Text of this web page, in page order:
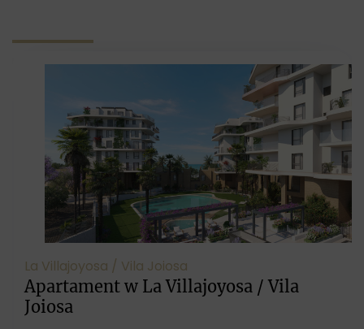
La Villajoyosa / Vila Joiosa
Apartament w La Villajoyosa / Vila
Joiosa